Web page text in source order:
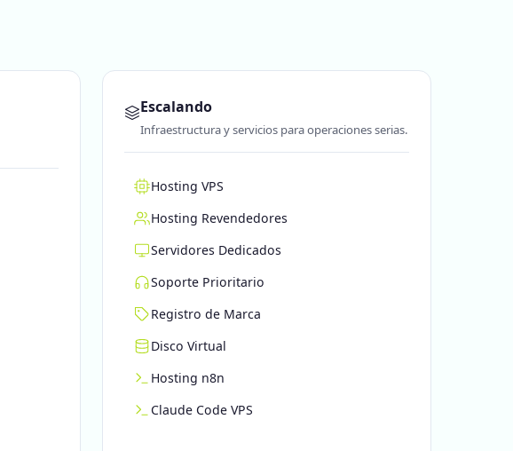
Escalando
Infraestructura y servicios para operaciones serias.
Hosting VPS
Hosting Revendedores
Servidores Dedicados
Soporte Prioritario
Registro de Marca
Disco Virtual
Hosting n8n
Claude Code VPS